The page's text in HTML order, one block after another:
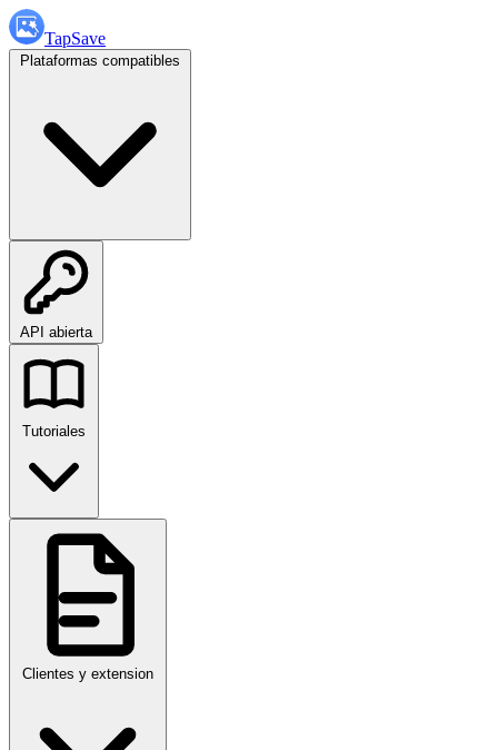
TapSave
API abierta